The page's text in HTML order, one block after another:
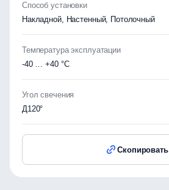
Способ установки
Накладной, Настенный, Потолочный
Температура эксплуатации
-40 … +40 °C
Угол свечения
Д120°
Скопировать